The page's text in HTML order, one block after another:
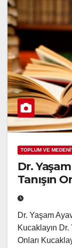
TOPLUM VE
Dr.
Tanışın
Dr. Yaşam
Kucaklayın Dr.
Onları